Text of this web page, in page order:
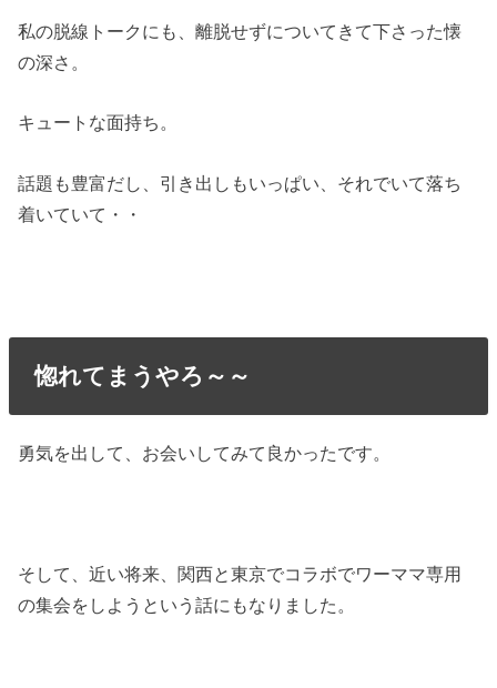
私の脱線トークにも、離脱せずについてきて下さった懐
の深さ。
キュートな面持ち。
話題も豊富だし、引き出しもいっぱい、それでいて落ち
着いていて・・
惚れてまうやろ～～
勇気を出して、お会いしてみて良かったです。
そして、近い将来、関西と東京でコラボでワーママ専用
の集会をしようという話にもなりました。